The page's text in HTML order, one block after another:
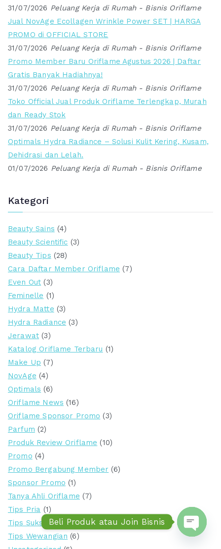
31/07/2026 Peluang Kerja di Rumah - Bisnis Oriflame
Jual NovAge Ecollagen Wrinkle Power SET | HARGA
PROMO di OFFICIAL STORE
31/07/2026 Peluang Kerja di Rumah - Bisnis Oriflame
Promo Member Baru Oriflame Agustus 2026 | Daftar
Gratis Banyak Hadiahnya!
31/07/2026 Peluang Kerja di Rumah - Bisnis Oriflame
Toko Official Jual Produk Oriflame Terlengkap, Murah
dan Ready Stok
31/07/2026 Peluang Kerja di Rumah - Bisnis Oriflame
Optimals Hydra Radiance – Solusi Kulit Kering, Kusam,
Dehidrasi dan Lelah.
01/07/2026 Peluang Kerja di Rumah - Bisnis Oriflame
Kategori
Beauty Sains (4)
Beauty Scientific (3)
Beauty Tips (28)
Cara Daftar Member Oriflame (7)
Even Out (3)
Feminelle (1)
Hydra Matte (3)
Hydra Radiance (3)
Jerawat (3)
Katalog Oriflame Terbaru (1)
Make Up (7)
NovAge (4)
Optimals (6)
Oriflame News (16)
Oriflame Sponsor Promo (3)
Parfum (2)
Produk Review Oriflame (10)
Promo (4)
Promo Bergabung Member (6)
Sponsor Promo (1)
Tanya Ahli Oriflame (7)
Tips Pria (1)
Tips Sukses Bisnis Oriflame(8)
Tips Wewangian (6)
Beli Produk atau Join Bisnis